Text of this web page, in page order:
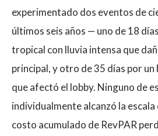
experimentado dos eventos de
últimos seis años — uno de 18
tropical con lluvia intensa que
principal, y otro de 35 días por
que afectó el lobby. Ninguno de
individualmente alcanzó la escala
costo acumulado de RevPAR